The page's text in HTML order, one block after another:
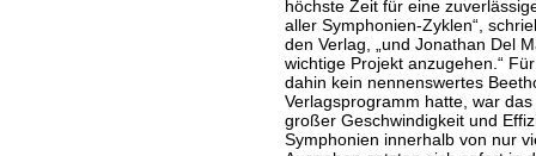
höchste Zeit für eine
aller Symphonien-Zyklen“,
den Verlag, „und Jonathan Del
wichtige Projekt anzugehen.“
dahin kein nennenswertes
Verlagsprogramm hatte, war
großer Geschwindigkeit und
Symphonien innerhalb von nur